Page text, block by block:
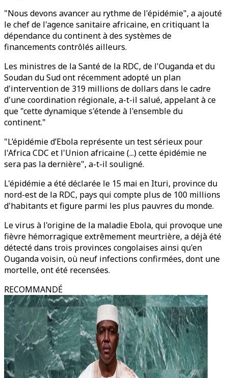
"Nous devons avancer au rythme de l'épidémie", a ajouté
le chef de l'agence sanitaire africaine, en critiquant la
dépendance du continent à des systèmes de
financements contrôlés ailleurs.
Les ministres de la Santé de la RDC, de l'Ouganda et du
Soudan du Sud ont récemment adopté un plan
d'intervention de 319 millions de dollars dans le cadre
d'une coordination régionale, a-t-il salué, appelant à ce
que "cette dynamique s'étende à l'ensemble du
continent."
"L’épidémie d’Ebola représente un test sérieux pour
l'Africa CDC et l'Union africaine (...) cette épidémie ne
sera pas la dernière", a-t-il souligné.
L'épidémie a été déclarée le 15 mai en Ituri, province du
nord-est de la RDC, pays qui compte plus de 100 millions
d'habitants et figure parmi les plus pauvres du monde.
Le virus à l'origine de la maladie Ebola, qui provoque une
fièvre hémorragique extrêmement meurtrière, a déjà été
détecté dans trois provinces congolaises ainsi qu'en
Ouganda voisin, où neuf infections confirmées, dont une
mortelle, ont été recensées.
RECOMMANDÉ